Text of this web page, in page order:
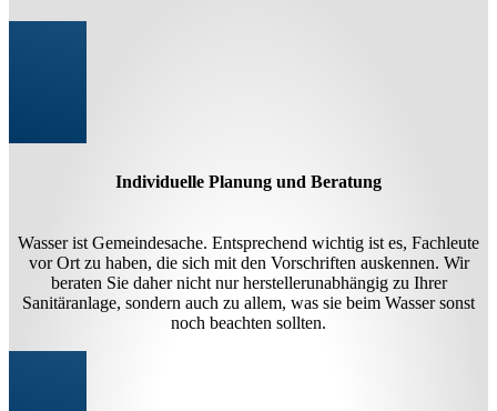
Individuelle Planung und Beratung
Wasser ist Gemeindesache. Entsprechend wichtig ist es, Fachleute
vor Ort zu haben, die sich mit den Vorschriften auskennen. Wir
beraten Sie daher nicht nur herstellerunabhängig zu Ihrer
Sanitäranlage, sondern auch zu allem, was sie beim Wasser sonst
noch beachten sollten.